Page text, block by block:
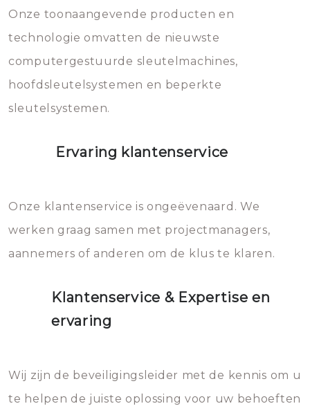
mee, die u gemakkelijk kunt
vermijden.
Onze toonaangevende producten en
technologie omvatten de nieuwste
computergestuurde sleutelmachines,
hoofdsleutelsystemen en beperkte
sleutelsystemen.
Ervaring klantenservice
Onze klantenservice is ongeëvenaard. We
werken graag samen met projectmanagers,
aannemers of anderen om de klus te klaren.
Klantenservice & Expertise en
ervaring
Wij zijn de beveiligingsleider met de kennis om u
te helpen de juiste oplossing voor uw behoeften